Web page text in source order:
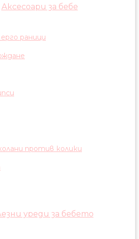
Аксесоари за бебе
раници
против колики
уреди за бебето